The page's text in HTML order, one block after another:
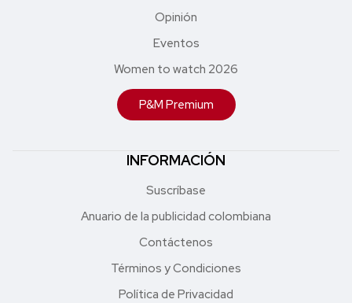
Opinión
Eventos
Women to watch 2026
P&M Premium
INFORMACIÓN
Suscríbase
Anuario de la publicidad colombiana
Contáctenos
Términos y Condiciones
Política de Privacidad